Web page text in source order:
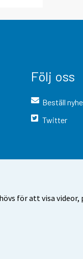
för att visa videor,
Följ oss
Beställ
Twitter